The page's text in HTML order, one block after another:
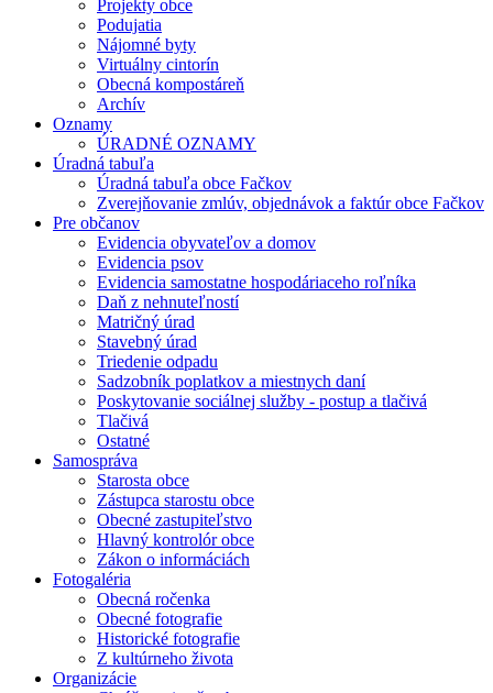
Projekty obce
Podujatia
Nájomné byty
Virtuálny cintorín
Obecná kompostáreň
Archív
Oznamy
ÚRADNÉ OZNAMY
Úradná tabuľa
Úradná tabuľa obce Fačkov
Zverejňovanie zmlúv, objednávok a faktúr obce Fačkov
Pre občanov
Evidencia obyvateľov a domov
Evidencia psov
Evidencia samostatne hospodáriaceho roľníka
Daň z nehnuteľností
Matričný úrad
Stavebný úrad
Triedenie odpadu
Sadzobník poplatkov a miestnych daní
Poskytovanie sociálnej služby - postup a tlačivá
Tlačivá
Ostatné
Samospráva
Starosta obce
Zástupca starostu obce
Obecné zastupiteľstvo
Hlavný kontrolór obce
Zákon o informáciách
Fotogaléria
Obecná ročenka
Obecné fotografie
Historické fotografie
Z kultúrneho života
Organizácie